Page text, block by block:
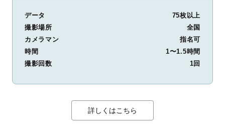
データ
75枚以上
撮影場所
全国
カメラマン
指名可
時間
1〜1.5時間
撮影回数
1回
詳しくはこちら